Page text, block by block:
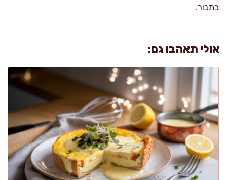
בתנור.
אולי תאהבו גם: